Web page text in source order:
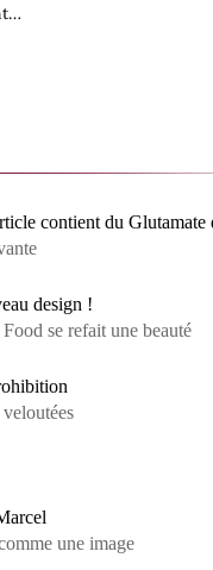
contient du Glutamate
design !
se refait une beauté
veloutées
une image